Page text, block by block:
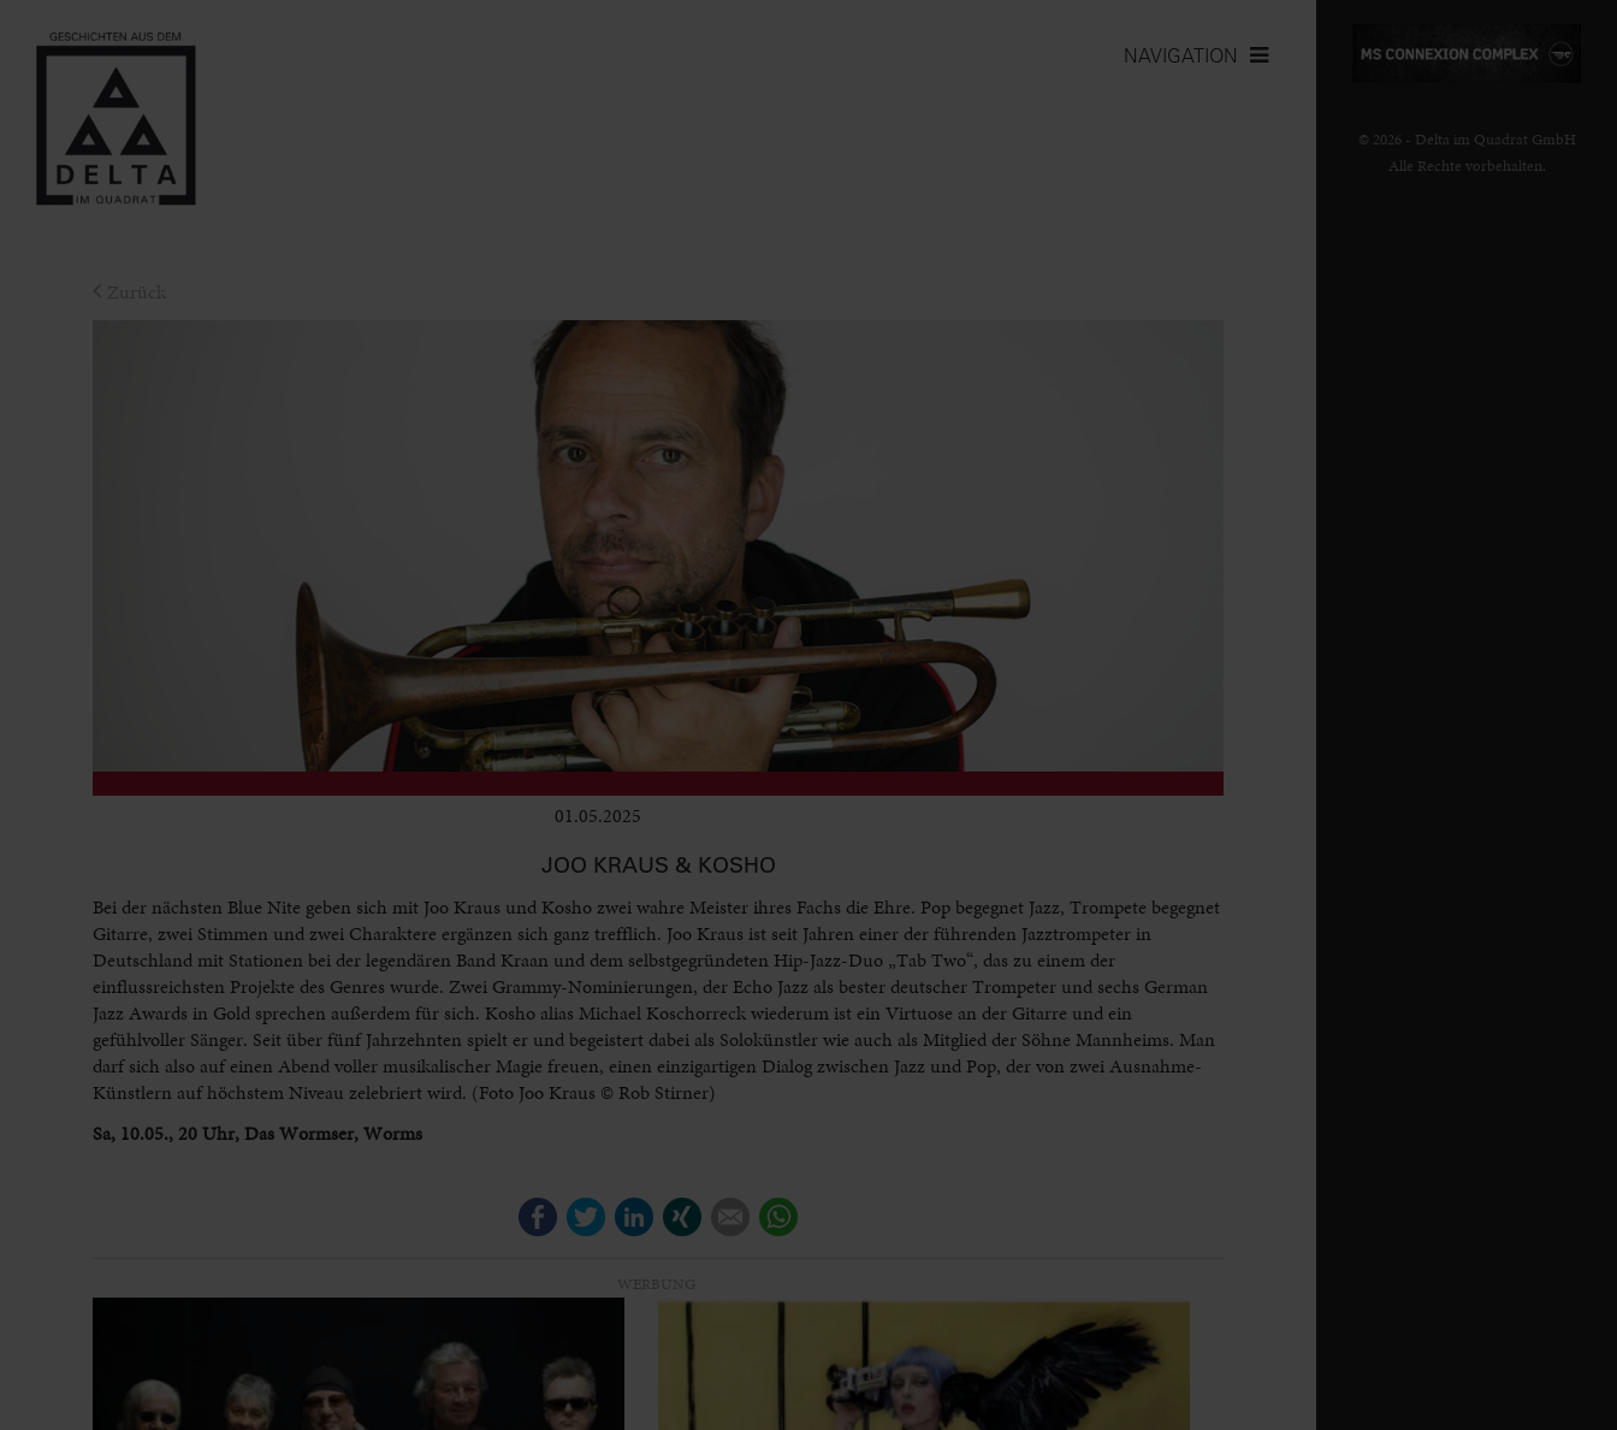
NAVIGATION
01.05.2025
JOO KRAUS & KOSHO
Bei der nächsten Blue Nite geben sich mit Joo Kraus und Kosho zwei wahre Meister ihres Fachs die Ehre. Pop begegnet Jazz, Trompete begegnet
Gitarre, zwei Stimmen und zwei Charaktere ergänzen sich ganz trefflich. Joo Kraus ist seit Jahren einer der führenden Jazztrompeter in
Deutschland mit Stationen bei der legendären Band Kraan und dem selbstgegründeten Hip-Jazz-Duo „Tab Two“, das zu einem der
einflussreichsten Projekte des Genres wurde. Zwei Grammy-Nominierungen, der Echo Jazz als bester deutscher Trompeter und sechs German
Jazz Awards in Gold sprechen außerdem für sich. Kosho alias Michael Koschorreck wiederum ist ein Virtuose an der Gitarre und ein
gefühlvoller Sänger. Seit über fünf Jahrzehnten spielt er und begeistert dabei als Solokünstler wie auch als Mitglied der Söhne Mannheims. Man
darf sich also auf einen Abend voller musikalischer Magie freuen, einen einzigartigen Dialog zwischen Jazz und Pop, der von zwei Ausnahme-
Künstlern auf höchstem Niveau zelebriert wird. (Foto Joo Kraus © Rob Stirner)
Sa, 10.05., 20 Uhr, Das Wormser, Worms
FacebookTwitterLinkedIn E-mail
© 2026 - Delta im Quadrat GmbH
Alle Rechte vorbehalten.